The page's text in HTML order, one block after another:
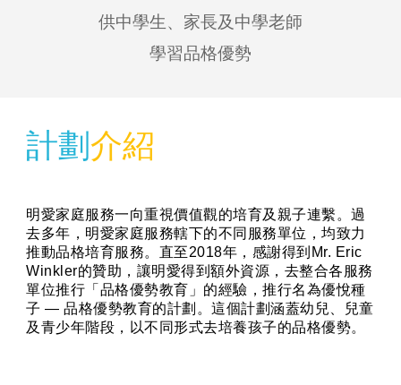
供中學生、家長及中學老師
學習品格優勢
計劃 介紹
明愛家庭服務一向重視價值觀的培育及親子連繫。過
去多年，明愛家庭服務轄下的不同服務單位，均致力
推動品格培育服務。直至2018年，感謝得到Mr. Eric
Winkler的贊助，讓明愛得到額外資源，去整合各服務
單位推行「品格優勢教育」的經驗，推行名為優悅種
子 — 品格優勢教育的計劃。這個計劃涵蓋幼兒、兒童
及青少年階段，以不同形式去培養孩子的品格優勢。